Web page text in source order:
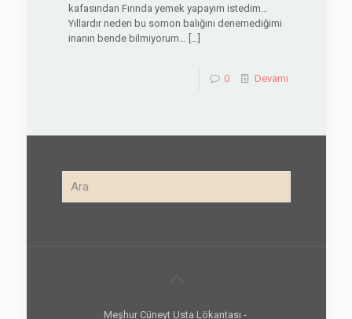
kafasından Fırında yemek yapayım istedim…
Yıllardır neden bu somon balığını denemediğimi
inanın bende bilmiyorum… […]
0 Devamı
Meşhur Cüneyt Usta Lökantası -